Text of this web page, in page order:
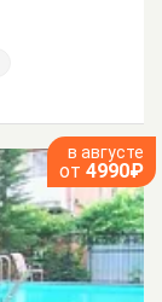
в августе
от 4990₽